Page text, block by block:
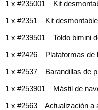
1 x #235001 – Kit
1 x #2351 – Kit
1 x #239501 – Toldo bimini
1 x #2426 – Plataformas
1 x #2537 – Barandillas de
1 x #253901 – Mástil de
1 x #2563 – Actualización